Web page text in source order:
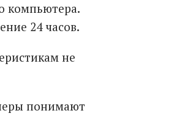
компьютера.
24 часов.
не
понимают